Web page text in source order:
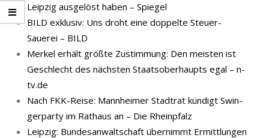
Leipzig ausgelöst haben – Spiegel
BILD exklusiv: Uns droht eine doppelte Steuer-
Sauerei – BILD
Merkel erhält größte Zustimmung: Den meisten ist
Geschlecht des nächsten Staatsoberhaupts egal – n-
tv.de
Nach FKK-​Reise: Mann­hei­mer Stadt­rat kün­digt Swin­
ger­par­ty im Rat­haus an – Die Rheinpfalz
Leipzig: Bundesanwaltschaft übernimmt Ermittlungen